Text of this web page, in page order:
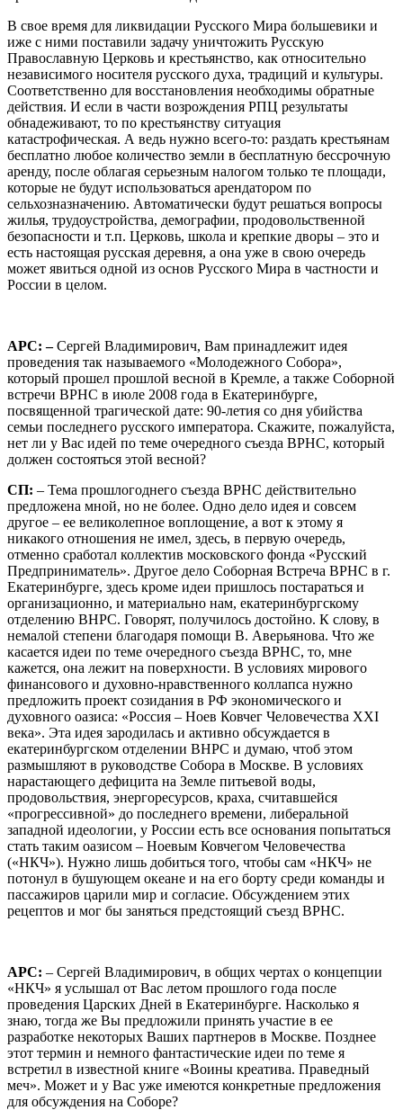
В свое время для ликвидации Русского Мира большевики и
иже с ними поставили задачу уничтожить Русскую
Православную Церковь и крестьянство, как относительно
независимого носителя русского духа, традиций и культуры.
Соответственно для восстановления необходимы обратные
действия. И если в части возрождения РПЦ результаты
обнадеживают, то по крестьянству ситуация
катастрофическая. А ведь нужно всего-то: раздать крестьянам
бесплатно любое количество земли в бесплатную бессрочную
аренду, после облагая серьезным налогом только те площади,
которые не будут использоваться арендатором по
сельхозназначению. Автоматически будут решаться вопросы
жилья, трудоустройства, демографии, продовольственной
безопасности и т.п. Церковь, школа и крепкие дворы – это и
есть настоящая русская деревня, а она уже в свою очередь
может явиться одной из основ Русского Мира в частности и
России в целом.
АРС: –Сергей Владимирович, Вам принадлежит идея
проведения так называемого «Молодежного Собора»,
который прошел прошлой весной в Кремле, а также Соборной
встречи ВРНС в июле 2008 года в Екатеринбурге,
посвященной трагической дате: 90-летия со дня убийства
семьи последнего русского императора. Скажите, пожалуйста,
нет ли у Вас идей по теме очередного съезда ВРНС, который
должен состояться этой весной?
СП: – Тема прошлогоднего съезда ВРНС действительно
предложена мной, но не более. Одно дело идея и совсем
другое – ее великолепное воплощение, а вот к этому я
никакого отношения не имел, здесь, в первую очередь,
отменно сработал коллектив московского фонда «Русский
Предприниматель». Другое дело Соборная Встреча ВРНС в г.
Екатеринбурге, здесь кроме идеи пришлось постараться и
организационно, и материально нам, екатеринбургскому
отделению ВНРС. Говорят, получилось достойно. К слову, в
немалой степени благодаря помощи В. Аверьянова. Что же
касается идеи по теме очередного съезда ВРНС, то, мне
кажется, она лежит на поверхности. В условиях мирового
финансового и духовно-нравственного коллапса нужно
предложить проект созидания в РФ экономического и
духовного оазиса: «Россия – Ноев Ковчег Человечества XXI
века». Эта идея зародилась и активно обсуждается в
екатеринбургском отделении ВНРС и думаю, чтоб этом
размышляют в руководстве Собора в Москве. В условиях
нарастающего дефицита на Земле питьевой воды,
продовольствия, энергоресурсов, краха, считавшейся
«прогрессивной» до последнего времени, либеральной
западной идеологии, у России есть все основания попытаться
стать таким оазисом – Ноевым Ковчегом Человечества
(«НКЧ»). Нужно лишь добиться того, чтобы сам «НКЧ» не
потонул в бушующем океане и на его борту среди команды и
пассажиров царили мир и согласие. Обсуждением этих
рецептов и мог бы заняться предстоящий съезд ВРНС.
АРС: – Сергей Владимирович, в общих чертах о концепции
«НКЧ» я услышал от Вас летом прошлого года после
проведения Царских Дней в Екатеринбурге. Насколько я
знаю, тогда же Вы предложили принять участие в ее
разработке некоторых Ваших партнеров в Москве. Позднее
этот термин и немного фантастические идеи по теме я
встретил в известной книге «Воины креатива. Праведный
меч». Может и у Вас уже имеются конкретные предложения
для обсуждения на Соборе?